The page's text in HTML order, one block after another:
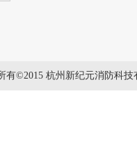
有©2015 杭州新纪元消防科技